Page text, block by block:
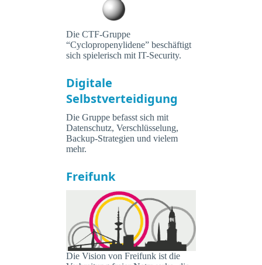
Die CTF-Gruppe
“Cyclopropenylidene” beschäftigt
sich spielerisch mit IT-Security.
Digitale
Selbstverteidigung
Die Gruppe befasst sich mit
Datenschutz, Verschlüsselung,
Backup-Strategien und vielem
mehr.
Freifunk
Die Vision von Freifunk ist die